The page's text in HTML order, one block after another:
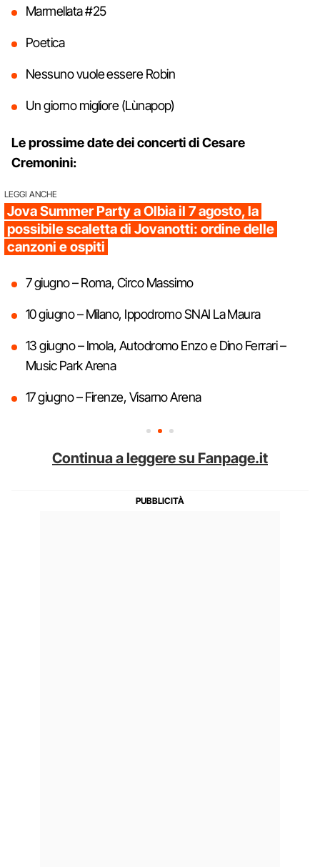
Marmellata #25
Poetica
Nessuno vuole essere Robin
Un giorno migliore (Lùnapop)
Le prossime date dei concerti di Cesare
Cremonini:
LEGGI ANCHE
Jova Summer Party a Olbia il 7 agosto, la
possibile scaletta di Jovanotti: ordine delle
canzoni e ospiti
7 giugno – Roma, Circo Massimo
10 giugno – Milano, Ippodromo SNAI La Maura
13 giugno – Imola, Autodromo Enzo e Dino Ferrari –
Music Park Arena
17 giugno – Firenze, Visarno Arena
Continua a leggere su Fanpage.it